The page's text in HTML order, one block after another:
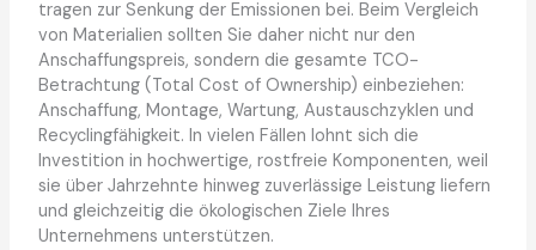
tragen zur Senkung der Emissionen bei. Beim Vergleich
von Materialien sollten Sie daher nicht nur den
Anschaffungspreis, sondern die gesamte TCO-
Betrachtung (Total Cost of Ownership) einbeziehen:
Anschaffung, Montage, Wartung, Austauschzyklen und
Recyclingfähigkeit. In vielen Fällen lohnt sich die
Investition in hochwertige, rostfreie Komponenten, weil
sie über Jahrzehnte hinweg zuverlässige Leistung liefern
und gleichzeitig die ökologischen Ziele Ihres
Unternehmens unterstützen.